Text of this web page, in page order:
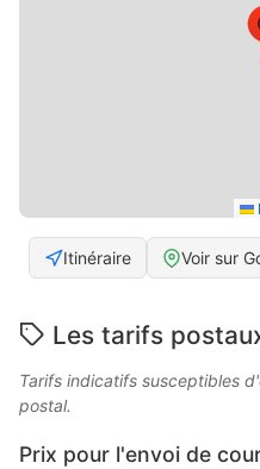
Itinéraire Voir sur
Les tarifs
Tarifs indicatifs susceptibles
postal.
Prix pour l'envoi de